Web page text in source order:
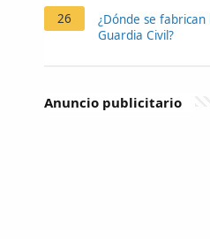
26
¿Dónde se
Guardia Civil?
Anuncio publicitario